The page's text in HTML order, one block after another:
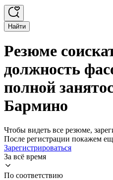
Найти
Резюме
должность
полной
Бармино
Чтобы видеть все резюме,
После регистрации покажем
Зарегистрироваться
За всё время
По соответствию